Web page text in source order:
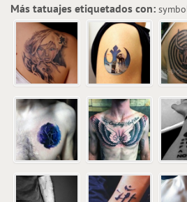
Más tatuajes etiquetados con: